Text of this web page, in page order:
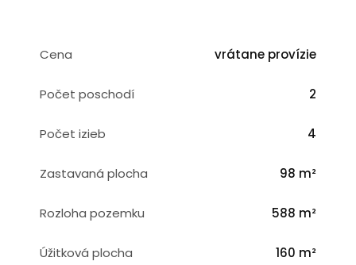
Cena vrátane provízie
Počet poschodí 2
Počet izieb 4
Zastavaná plocha 98 m²
Rozloha pozemku 588 m²
Úžitková plocha 160 m²